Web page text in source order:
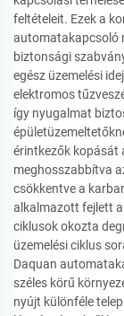
feltételeit. Ezek a
automatakapcsoló
biztonsági
egész üzemelési
elektromos
így nyugalmat
érintkezők kopását
meghosszabbítva
csökkentve a
alkalmazott fejlett
ciklusok okozta
üzemelési ciklus
Daquan
széles körű
nyújt különféle